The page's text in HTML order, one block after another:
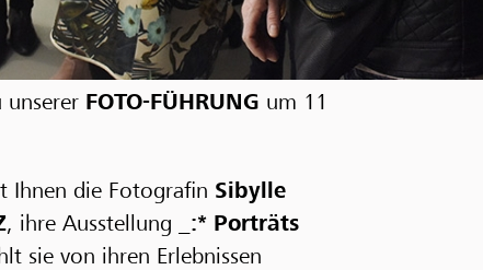
unserer FOTO-FÜHRUNG um 11
Ihnen die Fotografin Sibylle
, ihre Ausstellung
_:* Porträts
sie von ihren Erlebnissen